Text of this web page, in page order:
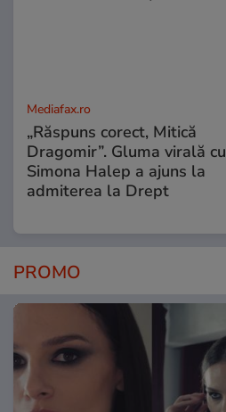
Mediafax.ro
„Răspuns corect, Mitică
Dragomir”. Gluma virală cu
Simona Halep a ajuns la
admiterea la Drept
PROMO